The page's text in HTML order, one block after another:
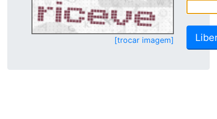
[trocar imagem]